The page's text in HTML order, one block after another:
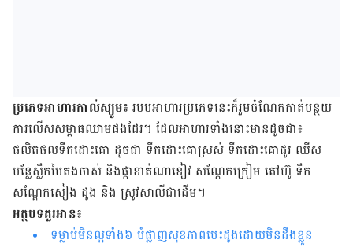
ប្រភេទអាហារកាល់ស្យូម៖ របបអាហារប្រភេទនេះក៏រួមចំណែកកាត់បន្ថយ
ការលើសសម្ពាធឈាមផងដែរ។ ដែល​​អាហារទាំងនោះមានដូចជា៖
ផលិតផលទឹកដោះគោ ដូចជា ទឹកដោះគោស្រស់ ទឹកដោះគោជូរ ឈីស
បន្លែស្លឹកបៃតងចាស់ និងផ្កាខាត់ណាខៀវ សណ្តែកក្រៀម តៅហ៊ូ ទឹក
សណ្តែកសៀង ដូង និង ស្រូវសាលីជាដើម។
អត្ថបទគួរអាន៖
ទម្លាប់​មិន​ល្អ​ទាំង​៦​ បំផ្លាញ​សុខភាព​បេះដូង​​ដោយ​មិន​ដឹង​ខ្លួន​​​​​​​​​​​​​​​​​​​​​​​​​​​​​​​​​​​​​​​​​​​​​​​​​​​​​​​​​​​​